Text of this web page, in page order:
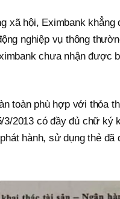
xã hội, Eximbank khẳng
nghiệp vụ thông
chưa nhận được
toàn phù hợp với thỏa
2013 có đầy đủ chữ ký
hành, sử dụng thẻ đã